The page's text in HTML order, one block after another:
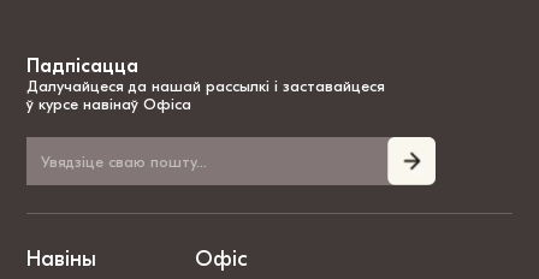
Падпісацца
Далучайцеся да нашай рассылкі і заставайцеся
ў курсе навінаў Офіса
Навіны Офіс